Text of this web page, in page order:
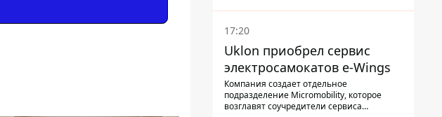
17:20
Uklon приобрел сервис
электросамокатов e-Wings
Компания создает отдельное
подразделение Micromobility, которое
возглавят соучредители сервиса